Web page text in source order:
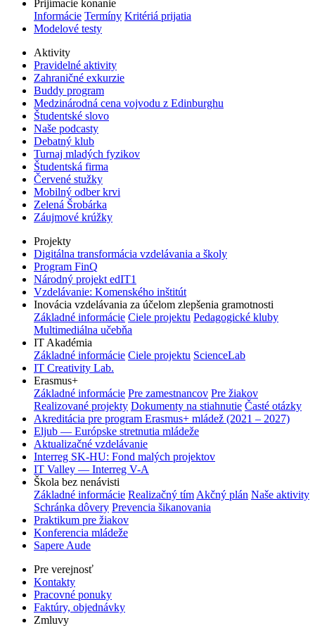
Prijímacie konanie
Informácie Termíny Kritériá prijatia
Modelové testy
Aktivity
Pravidelné aktivity
Zahraničné exkurzie
Buddy program
Medzinárodná cena vojvodu z Edinburghu
Študentské slovo
Naše podcasty
Debatný klub
Turnaj mladých fyzikov
Študentská firma
Červené stužky
Mobilný odber krvi
Zelená Šrobárka
Záujmové krúžky
Projekty
Digitálna transformácia vzdelávania a školy
Program FinQ
Národný projekt edIT1
Vzdelávanie: Komenského inštitút
Inovácia vzdelávania za účelom zlepšenia gramotnosti
Základné informácie Ciele projektu Pedagogické kluby
Multimediálna učebňa
IT Akadémia
Základné informácie Ciele projektu ScienceLab
IT Creativity Lab.
Erasmus+
Základné informácie Pre zamestnancov Pre žiakov
Realizované projekty Dokumenty na stiahnutie Časté otázky
Akreditácia pre program Erasmus+ mládež (2021 – 2027)
Eljub — Európske stretnutia mládeže
Aktualizačné vzdelávanie
Interreg SK-HU: Fond malých projektov
IT Valley — Interreg V-A
Škola bez nenávisti
Základné informácie Realizačný tím Akčný plán Naše aktivity
Schránka dôvery Prevencia šikanovania
Praktikum pre žiakov
Konferencia mládeže
Sapere Aude
Pre verejnosť
Kontakty
Pracovné ponuky
Faktúry, objednávky
Zmluvy